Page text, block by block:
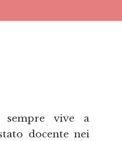
vive a
docente nei